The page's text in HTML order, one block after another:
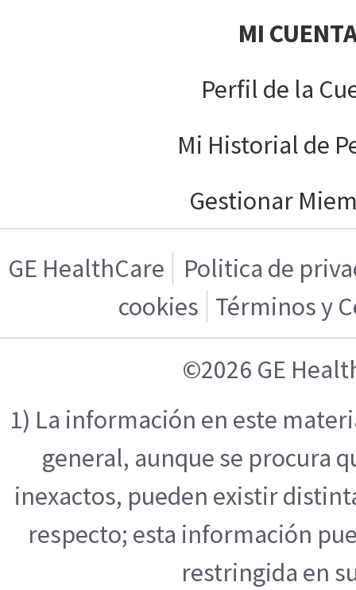
MI
Perfil de la
Mi Historial de
Gestionar
GE HealthCare
Politica de
cookies Términos y
©2026 GE
1) La información en este
general, aunque se procura
inexactos, pueden existir
respecto; esta información
restringida en